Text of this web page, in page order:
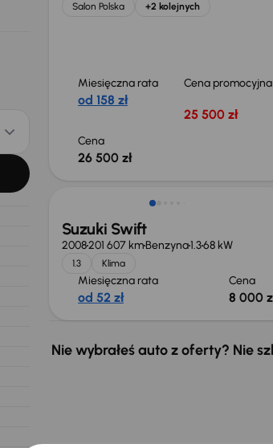
Salon Polska
+2 kolejnych
Miesięczna rata
od 158 zł
Cena promocyjna
25 500 zł
Cena
26 500 zł
Suzuki Swift
2008201 607 kmBenzyna1.368 kW
1.3 Klima
Miesięczna rata
od 52 zł
Cena
8 000
Nie wybrałeś auto z oferty? Nie